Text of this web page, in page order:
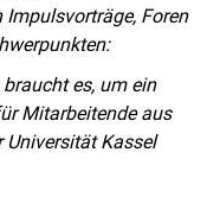
Foren
es, um ein
Mitarbeitende aus
Universität Kassel